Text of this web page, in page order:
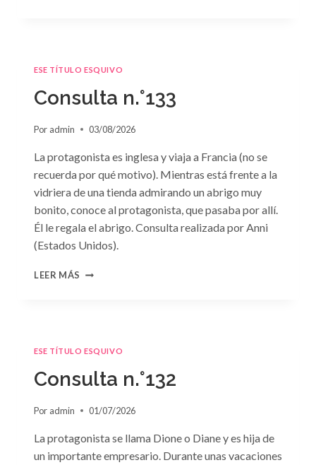
ESE TÍTULO ESQUIVO
Consulta n.°133
Por admin 03/08/2026
La protagonista es inglesa y viaja a Francia (no se
recuerda por qué motivo). Mientras está frente a la
vidriera de una tienda admirando un abrigo muy
bonito, conoce al protagonista, que pasaba por allí.
Él le regala el abrigo. Consulta realizada por Anni
(Estados Unidos).
LEER MÁS CONSULTA
ESE TÍTULO ESQUIVO
Consulta n.°132
Por admin 01/07/2026
La protagonista se llama Dione o Diane y es hija de
un importante empresario. Durante unas vacaciones